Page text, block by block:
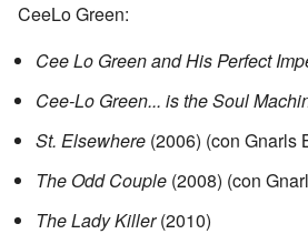
CeeLo Green:
Cee Lo Green and His Perfect
Cee-Lo Green... is the Soul
St. Elsewhere (2006) (con Gnarls
The Odd Couple (2008) (con
The Lady Killer(2010)